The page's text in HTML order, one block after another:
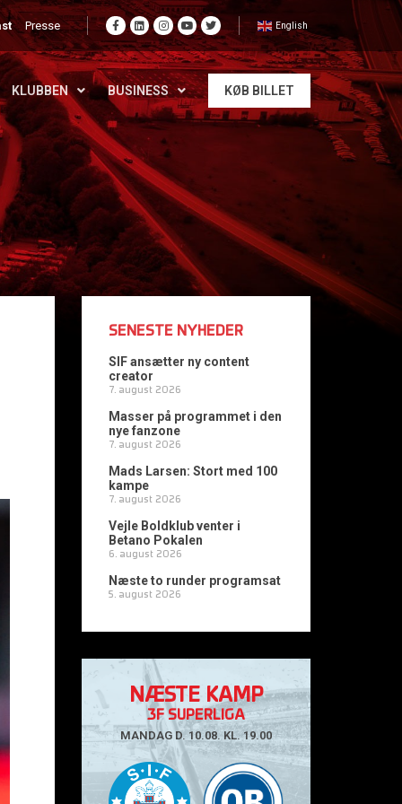
Presse English
KLUBBEN BUSINESS KØB BILLET
SENESTE NYHEDER
SIF ansætter ny content
creator
7. august 2026
Masser på programmet i den
nye fanzone
7. august 2026
Mads Larsen: Stort med 100
kampe
7. august 2026
Vejle Boldklub venter i
Betano Pokalen
6. august 2026
Næste to runder programsat
5. august 2026
NÆSTE KAMP
3F SUPERLIGA
MANDAG D. 10.08. KL. 19.00